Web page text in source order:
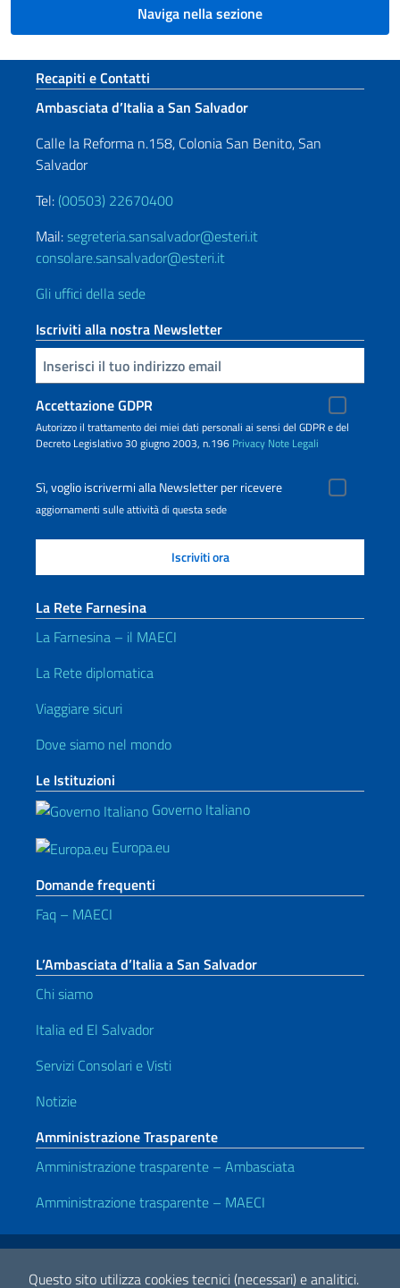
Questo sito utilizza cookies tecnici (necessari) e analitici.
Naviga nella sezione
Sezione footer
Recapiti e Contatti
Ambasciata d’Italia a San Salvador
Calle la Reforma n.158, Colonia San Benito, San
Salvador
Tel: (00503) 22670400
Mail:segreteria.sansalvador@esteri.it
consolare.sansalvador@esteri.it
Gli uffici della sede
Iscriviti alla nostra Newsletter
Inserisci la tua email
Accettazione GDPR
Autorizzo il trattamento dei miei dati personali ai sensi del GDPR e del
Decreto Legislativo 30 giugno 2003, n.196 Privacy Note Legali
Sì, voglio iscrivermi alla Newsletter per ricevere
aggiornamenti sulle attività di questa sede
La Rete Farnesina
La Farnesina – il MAECI
La Rete diplomatica
Viaggiare sicuri
Dove siamo nel mondo
Le Istituzioni
Governo Italiano
Europa.eu
Domande frequenti
Faq – MAECI
L’Ambasciata d’Italia a San Salvador
Chi siamo
Italia ed El Salvador
Servizi Consolari e Visti
Notizie
Amministrazione Trasparente
Amministrazione trasparente – Ambasciata
Amministrazione trasparente – MAECI
Link Utili